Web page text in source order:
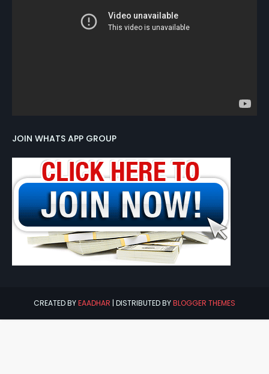
JOIN WHATS APP GROUP
CREATED BYEAADHAR | DISTRIBUTED BYBLOGGER THEMES